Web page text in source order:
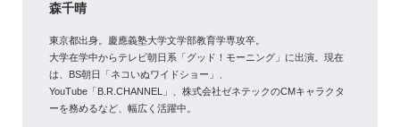
森千晴
東京都出身。慶應義塾大学文学部教育学専攻卒。
大学在学中からテレビ朝日系「グッド！モーニング」に出演。現在
は、BS朝日「ネコいぬワイドショー」、
YouTube「B.R.CHANNEL」、株式会社ゼネテックのCMキャラクタ
ーを務めるなど、幅広く活躍中。